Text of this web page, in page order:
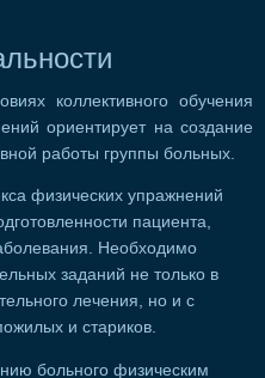
коллективного обучения
ориентирует на создание
работы группы больных.
физических упражнений
пациента,
Необходимо
заданий не только в
лечения, но и с
и стариков.
больного физическим